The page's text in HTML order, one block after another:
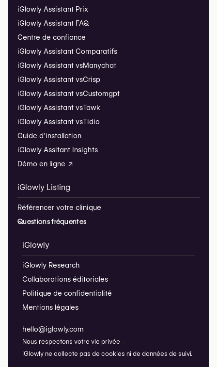
iGlowly Assistant Prix
iGlowly Assistant FAQ
Centre de confiance
iGlowly Assistant Comparatifs
iGlowly Assistant vsManychat
iGlowly Assistant vsCrisp
iGlowly Assistant vsCustomgpt
iGlowly Assistant vsTawk
iGlowly Assistant vsTidio
Guide d’installation
iGlowly Assitant Insights
Démo en ligne ↗
iGlowly Listing
Référencer votre clinique
Questions fréquentes
iGlowly
iGlowly Research
Collaborations éditoriales
Politique de confidentialité
Mentions légales
hello@iglowly.com
Nous respectons votre vie privée –
iGlowly ne collecte pas de cookies ni de données de suivi.